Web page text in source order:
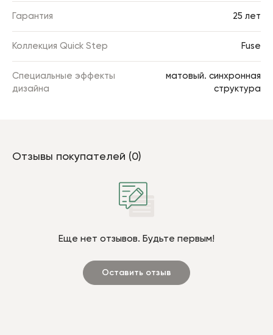
Гарантия 25 лет
Коллекция Quick Step Fuse
Специальные эффекты
дизайна
матовый. синхронная
структура
Отзывы покупателей (0)
Еще нет отзывов. Будьте первым!
Оставить отзыв